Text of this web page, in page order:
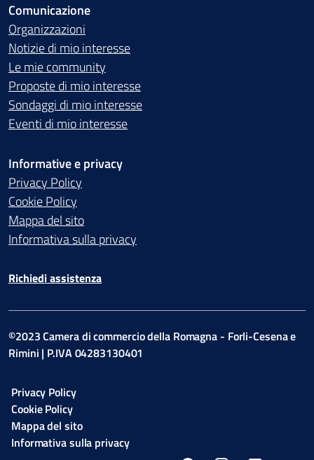
Comunicazione
Organizzazioni
Notizie di mio interesse
Le mie community
Proposte di mio interesse
Sondaggi di mio interesse
Eventi di mio interesse
Informative e privacy
Privacy Policy
Cookie Policy
Mappa del sito
Informativa sulla privacy
Richiedi assistenza
©2023 Camera di commercio della Romagna - Forli-Cesena e
Rimini | P.IVA 04283130401
Privacy Policy
Cookie Policy
Mappa del sito
Informativa sulla privacy